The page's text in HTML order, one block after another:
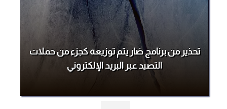
تحذير من برنامج ضار يتم توزيعه كجزء من حملات
التصيد عبر البريد الإلكتروني